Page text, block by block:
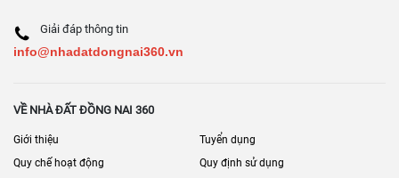
Giải đáp thông tin
info@nhadatdongnai360.vn
VỀ NHÀ ĐẤT ĐỒNG NAI 360
Giới thiệu
Tuyển dụng
Quy chế hoạt động
Quy định sử dụng